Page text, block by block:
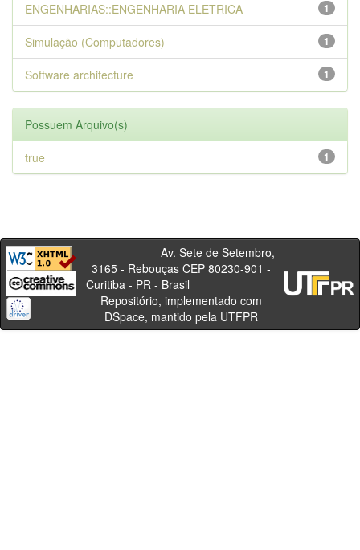
1
ENGENHARIAS::ENGENHARIA ELETRICA
1
Simulação (Computadores)
1
Software architecture
Possuem Arquivo(s)
1
true
Av. Sete de Setembro,
3165 - Rebouças CEP 80230-901 -
Curitiba - PR - Brasil
Repositório, implementado com
DSpace, mantido pela UTFPR